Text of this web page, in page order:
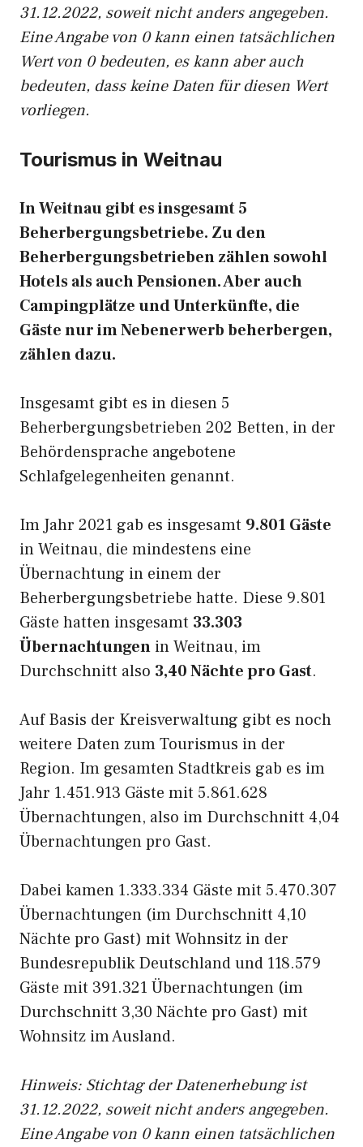
31.12.2022, soweit nicht anders angegeben.
Eine Angabe von 0 kann einen tatsächlichen
Wert von 0 bedeuten, es kann aber auch
bedeuten, dass keine Daten für diesen Wert
vorliegen.
Tourismus in Weitnau
In Weitnau gibt es insgesamt 5
Beherbergungsbetriebe. Zu den
Beherbergungsbetrieben zählen sowohl
Hotels als auch Pensionen. Aber auch
Campingplätze und Unterkünfte, die
Gäste nur im Nebenerwerb beherbergen,
zählen dazu.
Insgesamt gibt es in diesen 5
Beherbergungsbetrieben 202 Betten, in der
Behördensprache angebotene
Schlafgelegenheiten genannt.
Im Jahr 2021 gab es insgesamt 9.801 Gäste
in Weitnau, die mindestens eine
Übernachtung in einem der
Beherbergungsbetriebe hatte. Diese 9.801
Gäste hatten insgesamt 33.303
Übernachtungen in Weitnau, im
Durchschnitt also 3,40 Nächte pro Gast.
Auf Basis der Kreisverwaltung gibt es noch
weitere Daten zum Tourismus in der
Region. Im gesamten Stadtkreis gab es im
Jahr 1.451.913 Gäste mit 5.861.628
Übernachtungen, also im Durchschnitt 4,04
Übernachtungen pro Gast.
Dabei kamen 1.333.334 Gäste mit 5.470.307
Übernachtungen (im Durchschnitt 4,10
Nächte pro Gast) mit Wohnsitz in der
Bundesrepublik Deutschland und 118.579
Gäste mit 391.321 Übernachtungen (im
Durchschnitt 3,30 Nächte pro Gast) mit
Wohnsitz im Ausland.
Hinweis: Stichtag der Datenerhebung ist
31.12.2022, soweit nicht anders angegeben.
Eine Angabe von 0 kann einen tatsächlichen